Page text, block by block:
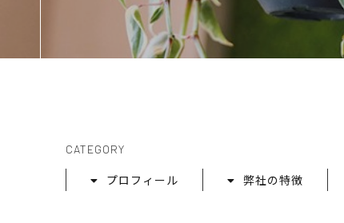
CATEGORY
プロフィール 弊社の特徴